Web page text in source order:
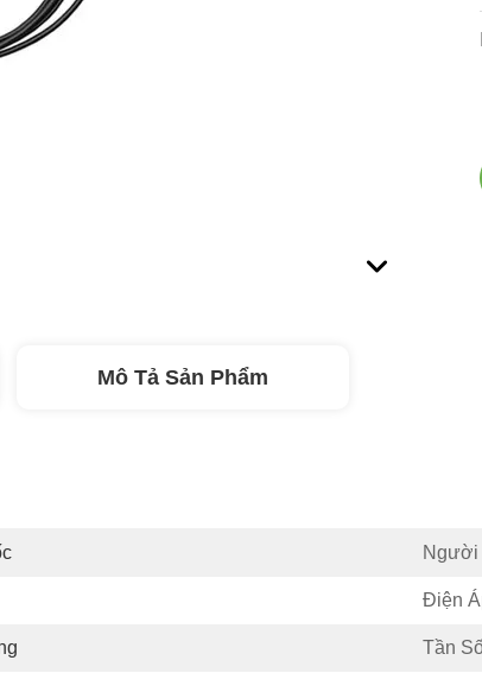
Mô Tả Sản Phẩm
Người
Điện
Tần